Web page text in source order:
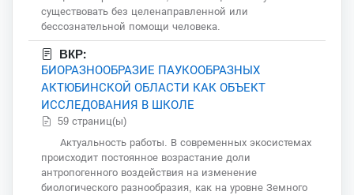
существовать без целенаправленной или
бессознательной помощи человека.
ВКР:
БИОРАЗНООБРАЗИЕ ПАУКООБРАЗНЫХ
АКТЮБИНСКОЙ ОБЛАСТИ КАК ОБЪЕКТ
ИССЛЕДОВАНИЯ В ШКОЛЕ
59 страниц(ы)
Актуальность работы. В современных экосистемах
происходит постоянное возрастание доли
антропогенного воздействия на изменение
биологического разнообразия, как на уровне Земного